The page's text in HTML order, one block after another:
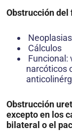
Obstrucción del
Neoplasias
Cálculos
Funcional:
narcóticos
Obstrucción
excepto en los
bilateral o el